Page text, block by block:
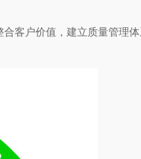
客户价值，建立质量管理